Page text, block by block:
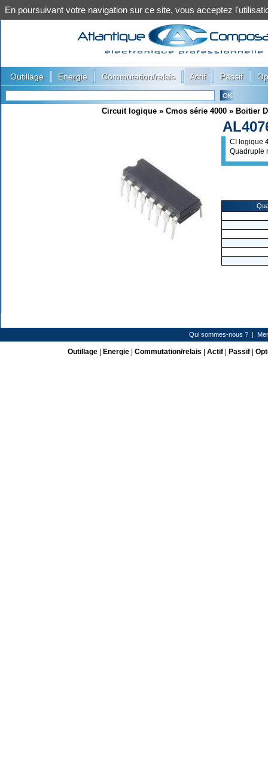
Outillage Energie Commutation/relais Actif Passif
Circuit logique » Cmos série 4000 » Boitier
CI logique
Quadruple
Qui sommes-nous ?|
Outillage| Energie| Commutation/relais Actif| Passif|
En poursuivant votre navigation sur ce site, vous acceptez